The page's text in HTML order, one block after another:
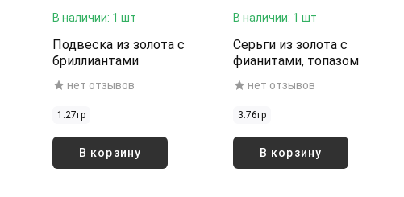
В наличии: 1 шт
Подвеска из золота с
бриллиантами
нет отзывов
1.27гр
В корзину
В наличии: 1 шт
Серьги из золота с
фианитами, топазом
нет отзывов
3.76гр
В корзину